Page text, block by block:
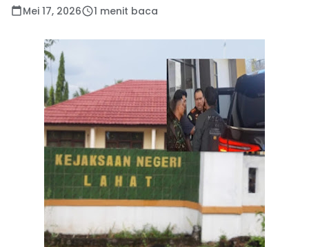
Mei 17, 2026 1 menit baca